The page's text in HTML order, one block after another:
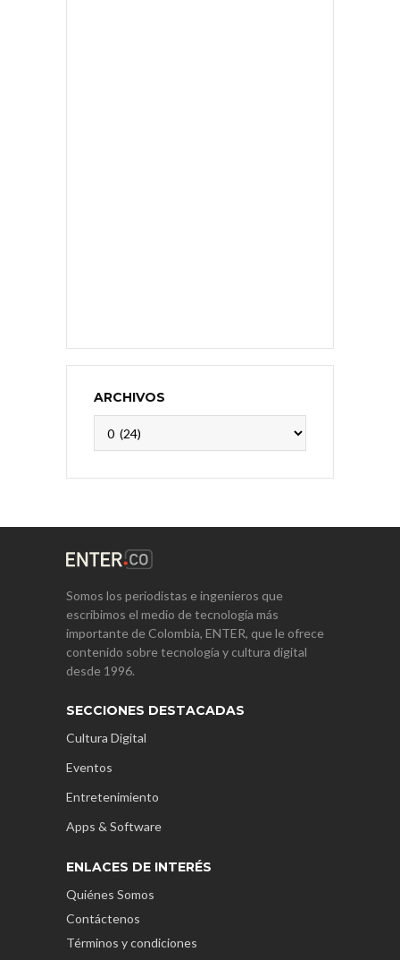
ARCHIVOS
Somos los periodistas e ingenieros que
escribimos el medio de tecnología más
importante de Colombia, ENTER, que le ofrece
contenido sobre tecnología y cultura digital
desde 1996.
SECCIONES DESTACADAS
Cultura Digital
Eventos
Entretenimiento
Apps & Software
ENLACES DE INTERÉS
Quiénes Somos
Contáctenos
Términos y condiciones